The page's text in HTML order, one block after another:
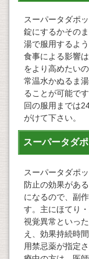
スーパータダポ
錠にするかその
湯で服用するよ
食事による影響
をより高めたい
常温水かぬるま
ることが可能で
回の服用までは
がけて下さい。
スーパータダ
スーパータダポ
防止の効果があ
になるので、副
す。主にほてり
視覚異常といっ
え、効果持続時
用禁忌薬が指定